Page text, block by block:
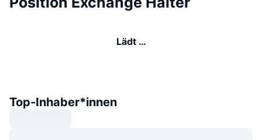
Lädt …
Top-Inhaber*innen